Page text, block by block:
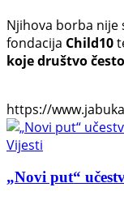
Njihova borba
fondacija Child10
koje društvo
https://
Vijesti
„Novi put“